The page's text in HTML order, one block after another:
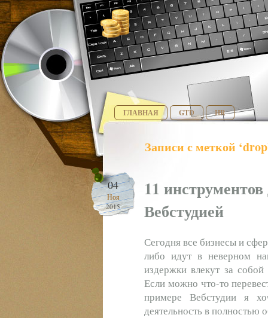
ГЛАВНАЯ GTD HR
Записи с меткой
04
Ноя
2015
11
Вебстудией
Сегодня все бизнесы и
либо идут в неверном
издержки влекут за
Если можно что-то
примере Вебстудии я
деятельность в